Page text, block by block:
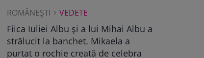
ROMÂNEŞTI VEDETE
Maya Castellano, show cu trupa de
dans. Cum și-a surprins Antonia
fiica: „Atât de mândră”